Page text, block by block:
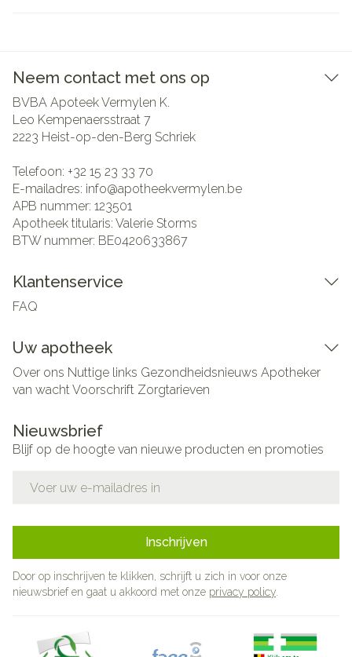
Neem contact met ons op
BVBA Apoteek Vermylen K.
Leo Kempenaersstraat 7
2223 Heist-op-den-Berg Schriek
Telefoon: +32 15 23 33 70
E-mailadres: info@apotheekvermylen.be
APB nummer: 123501
Apotheek titularis: Valerie Storms
BTW nummer: BE0420633867
Klantenservice
FAQ
Uw apotheek
Over ons Nuttige links Gezondheidsnieuws Apotheker
van wachtVoorschrift Zorgtarieven
Nieuwsbrief
Blijf op de hoogte van nieuwe producten en promoties
Inschrijven
Door op inschrijven te klikken, schrijft u zich in voor onze
nieuwsbrief en gaat u akkoord met onze privacy policy